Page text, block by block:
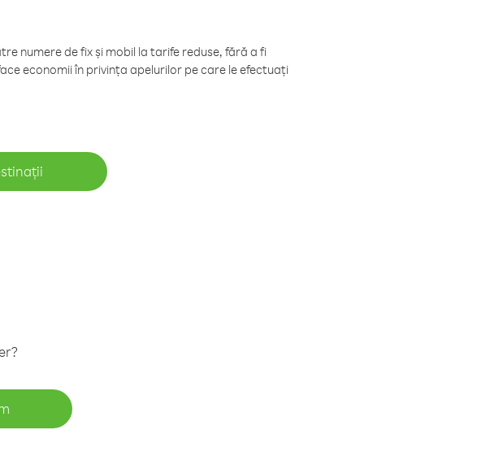
numere de fix și mobil la tarife reduse, fără a fi
economii în privința apelurilor pe care le efectuați